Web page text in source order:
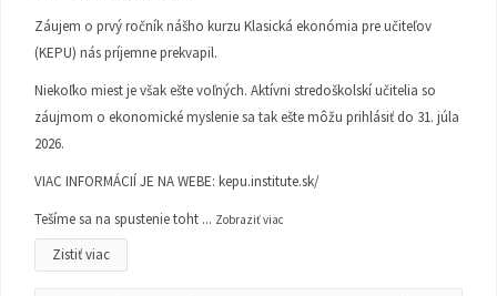
Záujem o prvý ročník nášho kurzu Klasická ekonómia pre učiteľov
(KEPU) nás príjemne prekvapil.
Niekoľko miest je však ešte voľných. Aktívni stredoškolskí učitelia so
záujmom o ekonomické myslenie sa tak ešte môžu prihlásiť do 31. júla
2026.
VIAC INFORMÁCIÍ JE NA WEBE: kepu.institute.sk/
Tešíme sa na spustenie toht ... Zobraziť viac
Zistiť viac